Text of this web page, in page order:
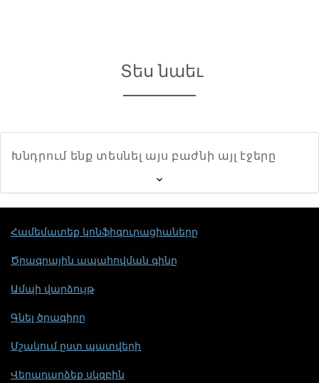
Տես նաեւ
Խնդրում ենք տեսնել այս բաժնի այլ էջերը
Համեմատեք կոնֆիգուրացիաները
Ծրագրային ապահովման գինը
Ամպի վարձույթ
Գնել ծրագիրը
Մշակում ըստ պատվերի
Վերադարձեք սկզբին